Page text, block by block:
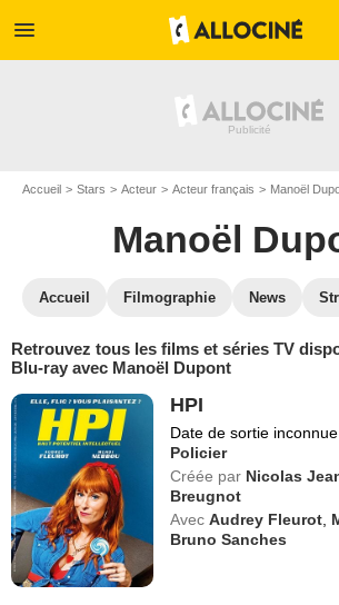
menu
Accueil Stars Acteur Acteur français Manoël
Manoël
Accueil Filmographie News
Retrouvez tous les films et séries TV
Blu-ray avec Manoël Dupont
HPI
Date de sortie inconnue
Policier
Créée par Nicolas
Breugnot
Avec Audrey Fleurot
Bruno Sanches